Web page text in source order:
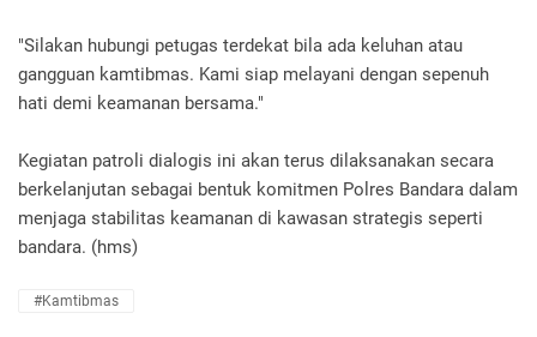
"Silakan hubungi petugas terdekat bila ada keluhan atau
gangguan kamtibmas. Kami siap melayani dengan sepenuh
hati demi keamanan bersama."
Kegiatan patroli dialogis ini akan terus dilaksanakan secara
berkelanjutan sebagai bentuk komitmen Polres Bandara dalam
menjaga stabilitas keamanan di kawasan strategis seperti
bandara. (hms)
#Kamtibmas